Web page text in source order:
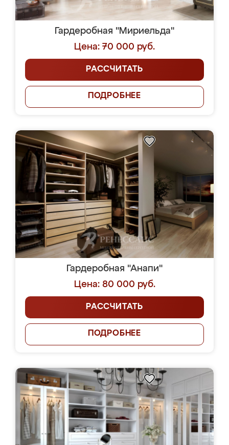
Гардеробная "Мириельда"
Цена: 70 000 руб.
РАССЧИТАТЬ
ПОДРОБНЕЕ
Гардеробная "Анапи"
Цена: 80 000 руб.
РАССЧИТАТЬ
ПОДРОБНЕЕ